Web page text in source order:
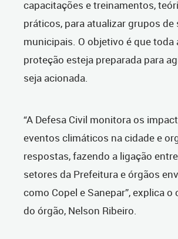
capacitações e treinamentos,
práticos, para atualizar grupos de
municipais. O objetivo é que toda
proteção esteja preparada para
seja acionada.
“A Defesa Civil monitora os
eventos climáticos na cidade e
respostas, fazendo a ligação
setores da Prefeitura e órgãos
como Copel e Sanepar”, explica
do órgão, Nelson Ribeiro.